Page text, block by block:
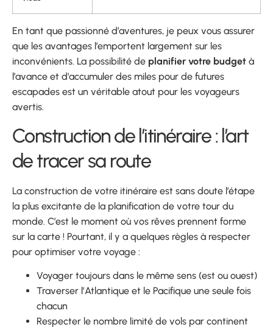
En tant que passionné d’aventures, je peux vous assurer
que les avantages l’emportent largement sur les
inconvénients. La possibilité de planifier votre budget à
l’avance et d’accumuler des miles pour de futures
escapades est un véritable atout pour les voyageurs
avertis.
Construction de l’itinéraire : l’art
de tracer sa route
La construction de votre itinéraire est sans doute l’étape
la plus excitante de la planification de votre tour du
monde. C’est le moment où vos rêves prennent forme
sur la carte ! Pourtant, il y a quelques règles à respecter
pour optimiser votre voyage :
Voyager toujours dans le même sens (est ou ouest)
Traverser l’Atlantique et le Pacifique une seule fois
chacun
Respecter le nombre limité de vols par continent